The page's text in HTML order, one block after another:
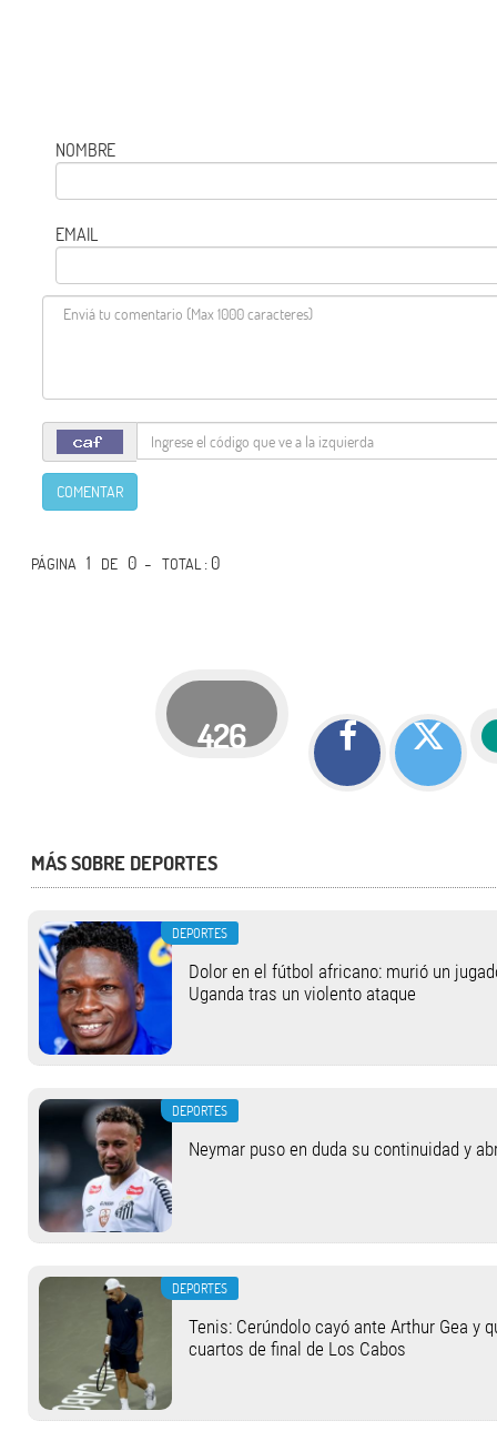
NOMBRE
EMAIL
COMENTAR
PÁGINA 1 DE 0 -TOTAL: 0
426
MÁS SOBRE DEPORTES
DEPORTES
Dolor en el fútbol africano: murió un
Uganda tras un violento ataque
DEPORTES
Neymar puso en duda su continuidad y
DEPORTES
Tenis: Cerúndolo cayó ante Arthur Gea y
cuartos de final de Los Cabos